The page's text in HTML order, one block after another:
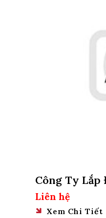
Công Ty
Hố Pit Tại Hà
Liên hệ
Xem Chi Tiết